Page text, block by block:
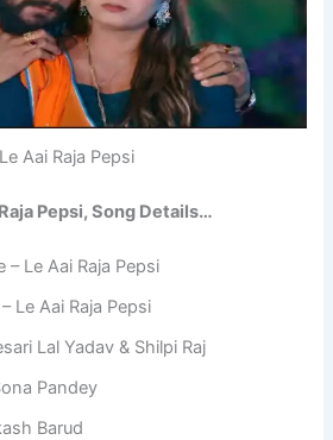
Le Aai Raja Pepsi
Pepsi, Song Details…
– Le Aai Raja Pepsi
Le Aai Raja Pepsi
Lal Yadav & Shilpi Raj
Pandey
Barud